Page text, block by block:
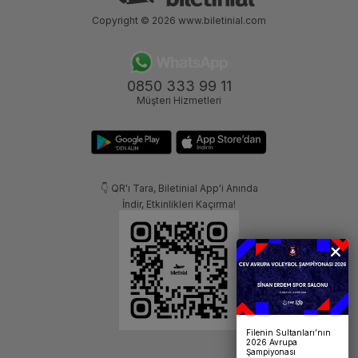
0850 333 99 11
Müşteri Hizmetleri
👇 QR'ı Tara, Biletinial App'i Anında
İndir, Etkinlikleri Kaçırma!
Copyright © 2026 www.biletinial.com
Filenin Sultanları’nın
2026 Avrupa
Şampiyonası